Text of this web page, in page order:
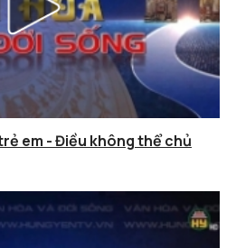
em - Điều không thể chủ